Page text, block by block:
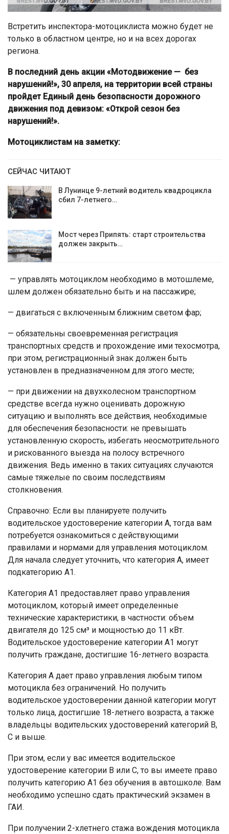
Встретить инспектора-мотоциклиста можно будет не
только в областном центре, но и на всех дорогах
региона.
В последний день акции «Мотодвижение — без
нарушений!», 30 апреля, на территории всей страны
пройдет Единый день безопасности дорожного
движения под девизом: «Открой сезон без
нарушений!».
Мотоциклистам на заметку:
СЕЙЧАС ЧИТАЮТ
В Лунинце 9-летний водитель квадроцикла
сбил 7-летнего…
Мост через Припять: старт строительства
должен закрыть…
— управлять мотоциклом необходимо в мотошлеме,
шлем должен обязательно быть и на пассажире;
— двигаться с включенным ближним светом фар;
— обязательны своевременная регистрация
транспортных средств и прохождение ими техосмотра,
при этом, регистрационный знак должен быть
установлен в предназначенном для этого месте;
— при движении на двухколесном транспортном
средстве всегда нужно оценивать дорожную
ситуацию и выполнять все действия, необходимые
для обеспечения безопасности: не превышать
установленную скорость, избегать неосмотрительного
и рискованного выезда на полосу встречного
движения. Ведь именно в таких ситуациях случаются
самые тяжелые по своим последствиям
столкновения.
Справочно: Если вы планируете получить
водительское удостоверение категории А, тогда вам
потребуется ознакомиться с действующими
правилами и нормами для управления мотоциклом.
Для начала следует уточнить, что категория А, имеет
подкатегорию А1.
Категория А1 предоставляет право управления
мотоциклом, который имеет определенные
технические характеристики, в частности: объем
двигателя до 125 см³ и мощностью до 11 кВт.
Водительское удостоверение категории А1 могут
получить граждане, достигшие 16-летнего возраста.
Категория А дает право управления любым типом
мотоцикла без ограничений. Но получить
водительское удостоверении данной категории могут
только лица, достигшие 18-летнего возраста, а также
владельцы водительских удостоверений категорий В,
С и выше.
При этом, если у вас имеется водительское
удостоверение категории В или С, то вы имеете право
получить категорию А1 без обучения в автошколе. Вам
необходимо успешно сдать практический экзамен в
ГАИ.
При получении 2-хлетнего стажа вождения мотоцикла